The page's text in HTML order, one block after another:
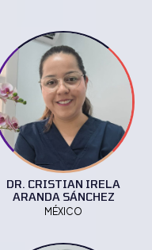
DR. CRISTIAN IRELA
ARANDA SÁNCHEZ
MÉXICO